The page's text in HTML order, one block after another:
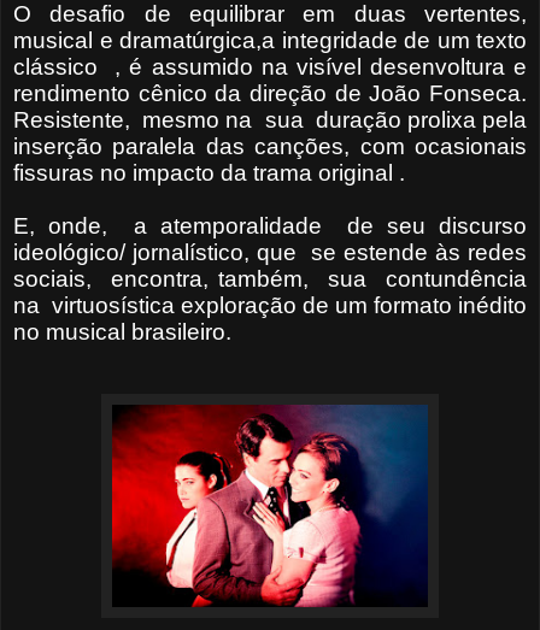
O desafio de equilibrar em duas vertentes,
musical e dramatúrgica,a integridade de um texto
clássico , é assumido na visível desenvoltura e
rendimento cênico da direção de João Fonseca.
Resistente, mesmo na sua duração prolixa pela
inserção paralela das canções, com ocasionais
fissuras no impacto da trama original .
E, onde, a atemporalidade de seu discurso
ideológico/ jornalístico, que se estende às redes
sociais, encontra, também, sua contundência
na virtuosística exploração de um formato inédito
no musical brasileiro.